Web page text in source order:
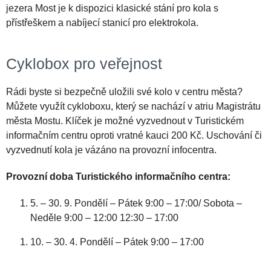
jezera Most je k dispozici klasické stání pro kola s
přístřeškem a nabíjecí stanicí pro elektrokola.
Cyklobox pro veřejnost
Rádi byste si bezpečně uložili své kolo v centru města?
Můžete využít cykloboxu, který se nachází v atriu Magistrátu
města Mostu. Klíček je možné vyzvednout v Turistickém
informačním centru oproti vratné kauci 200 Kč. Uschování či
vyzvednutí kola je vázáno na provozní infocentra.
Provozní doba Turistického informačního centra:
5. – 30. 9. Pondělí – Pátek 9:00 – 17:00/ Sobota –
Neděle 9:00 – 12:00 12:30 – 17:00
10. – 30. 4. Pondělí – Pátek 9:00 – 17:00